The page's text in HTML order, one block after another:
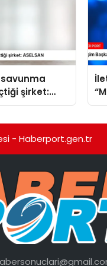
savunma
şirket:
- Haberport.gen.tr